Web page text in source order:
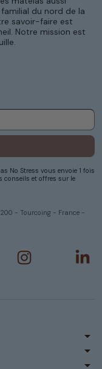
- Tourcoing - France -
du nord de la
savoir-faire est
Notre mission est
No Stress vous envoie 1 fois
conseils et offres sur le
arrow_drop_down
arrow_drop_down
arrow_drop_down